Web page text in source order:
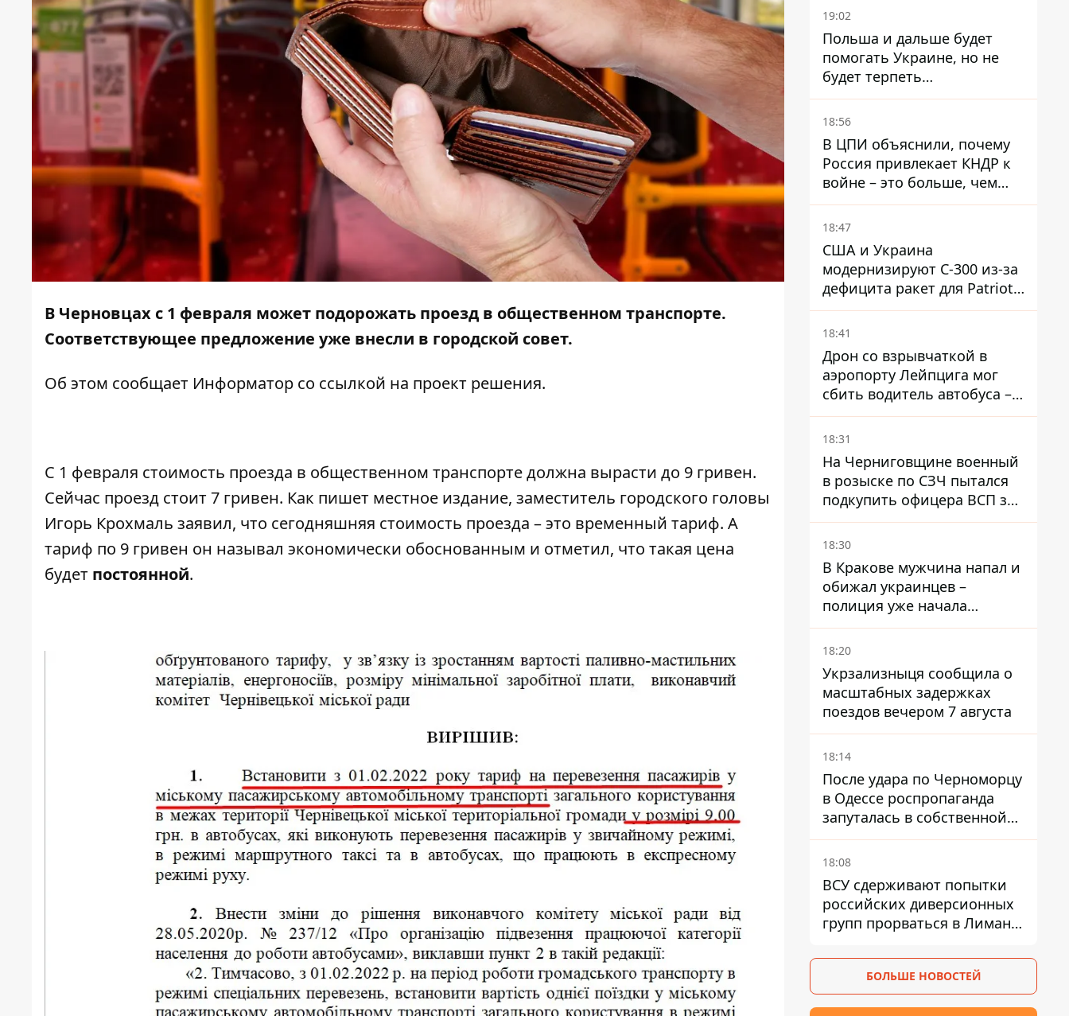
В Черновцах с 1 февраля может подорожать проезд в общественном транспорте.
Соответствующее предложение уже внесли в городской совет.
Об этом сообщает Информатор со ссылкой на проект решения.
С 1 февраля стоимость проезда в общественном транспорте должна вырасти до 9 гривен.
Сейчас проезд стоит 7 гривен. Как пишет местное издание, заместитель городского головы
Игорь Крохмаль заявил, что сегодняшняя стоимость проезда – это временный тариф. А
тариф по 9 гривен он называл экономически обоснованным и отметил, что такая цена
будет постоянной.
19:02
Польша и дальше будет
помогать Украине, но не
будет терпеть
"бандеровскую символику" -
Навроцкий
18:56
В ЦПИ объяснили, почему
Россия привлекает КНДР к
войне – это больше, чем
ракеты
18:47
США и Украина
модернизируют С-300 из-за
дефицита ракет для Patriot -
СМИ
18:41
Дрон со взрывчаткой в ​​
аэропорту Лейпцига мог
сбить водитель автобуса –
Welt
18:31
На Черниговщине военный
в розыске по СЗЧ пытался
подкупить офицера ВСП за
40 тысяч гривен
18:30
В Кракове мужчина напал и
обижал украинцев –
полиция уже начала
расследование
18:20
Укрзализныця сообщила о
масштабных задержках
поездов вечером 7 августа
18:14
После удара по Черноморцу
в Одессе роспропаганда
запуталась в собственной
лжи
18:08
ВСУ сдерживают попытки
российских диверсионных
групп прорваться в Лиман -
БОЛЬШЕ НОВОСТЕЙ